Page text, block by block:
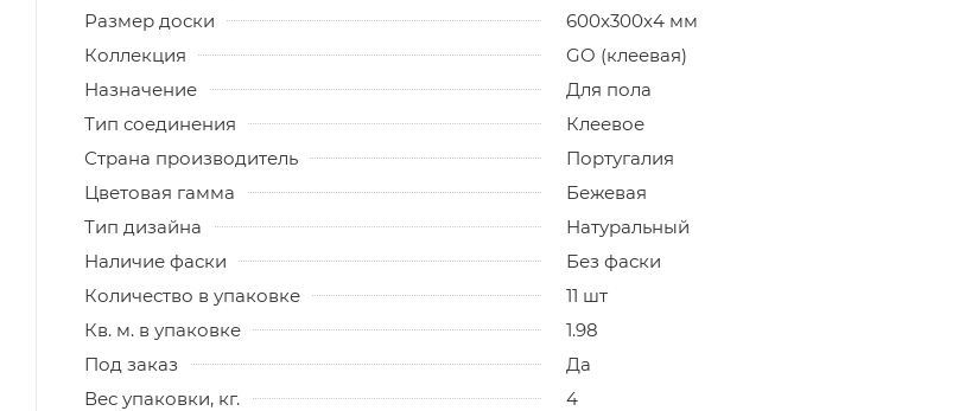
Размер доски
600x300x4 мм
Коллекция
GO (клеевая)
Назначение
Для пола
Тип соединения
Клеевое
Страна производитель
Португалия
Цветовая гамма
Бежевая
Тип дизайна
Натуральный
Наличие фаски
Без фаски
Количество в упаковке
11 шт
Кв. м. в упаковке
1.98
Под заказ
Да
Вес упаковки, кг.
4